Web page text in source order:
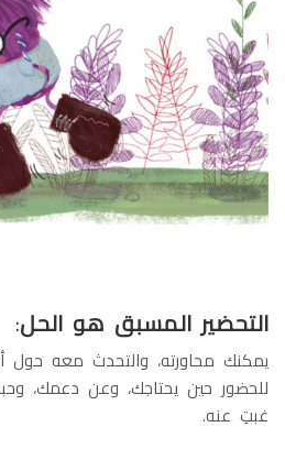
التحضير المسبق هو الحل:
يمكنك محاورته، والتحدث معه حول
للحضور حين يحتاجك، وعن دعمك،
غبتِ عنه.